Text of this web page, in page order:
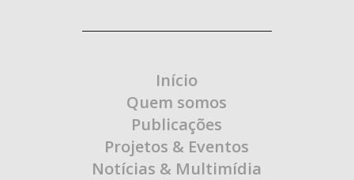
Início
Quem somos
Publicações
Projetos & Eventos
Notícias & Multimídia